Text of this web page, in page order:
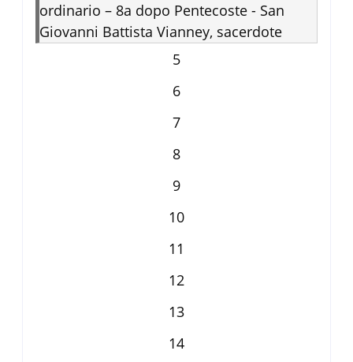
ordinario – 8a dopo Pentecoste - San
Giovanni Battista Vianney, sacerdote
5
6
7
8
9
10
11
12
13
14